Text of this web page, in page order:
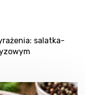
salatka-